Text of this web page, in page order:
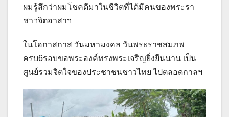
ผมรู้สึกว่าผมโชคดีมาในชีวิตที่ได้มีคนของพระรา
ชาฯจิตอาสาฯ
ในโอกาสกาส วันมหามงคล วันพระราชสมภพ
ครบ6รอบขอพระองค์ทรงพระเจริญยิ่งยืนนาน เป็น
ศูนย์รวมจิตใจของประชาชนชาวไทย ไปตลอดกาลฯ